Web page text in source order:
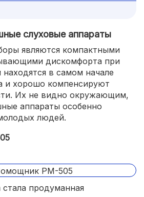
слуховые аппараты
являются компактными
дискомфорта при
в самом начале
и хорошо компенсируют
Их не видно окружающим,
аппараты особенно
людей.
продуманная